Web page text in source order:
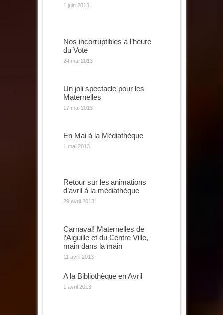
1 juin 2013
Nos incorruptibles à l’heure
du Vote
24 mai 2013
Un joli spectacle pour les
Maternelles
17 mai 2013
En Mai à la Médiathèque
1 mai 2013
Retour sur les animations
d’avril à la médiathèque
29 avril 2013
Carnaval! Maternelles de
l’Aiguille et du Centre Ville,
main dans la main
11 avril 2013
A la Bibliothèque en Avril
1 avril 2013